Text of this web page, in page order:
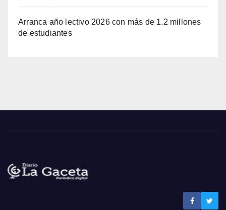
Arranca año lectivo 2026 con más de 1.2 millones
de estudiantes